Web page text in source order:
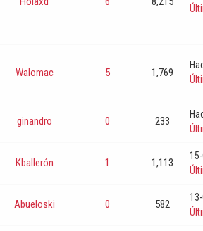
Walomac 5 1,769
ginandro 0 233
Kballerón 1 1,113
Abueloski 0 582